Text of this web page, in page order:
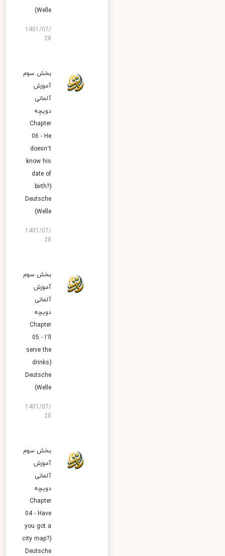
Welle)
1401/07/
28
بخش سوم
آموزش
آلمانی
دویچه
Chapter
06 - He
doesn’t
know his
date of
birth?)
Deutsche
Welle)
1401/07/
28
بخش سوم
آموزش
آلمانی
دویچه
Chapter
05 - I’ll
serve the
drinks)
Deutsche
Welle)
1401/07/
28
بخش سوم
آموزش
آلمانی
دویچه
Chapter
04 - Have
you got a
city map?)
Deutsche